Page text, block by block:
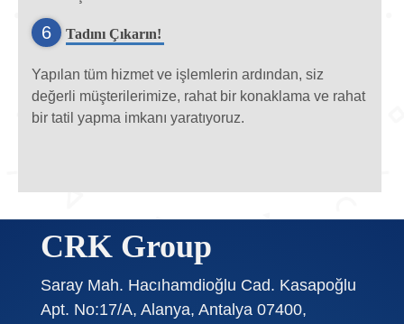
6 Tadını Çıkarın!
Yapılan tüm hizmet ve işlemlerin ardından, siz
değerli müşterilerimize, rahat bir konaklama ve rahat
bir tatil yapma imkanı yaratıyoruz.
CRK Group
Saray Mah. Hacıhamdioğlu Cad. Kasapoğlu
Apt. No:17/A, Alanya, Antalya 07400,